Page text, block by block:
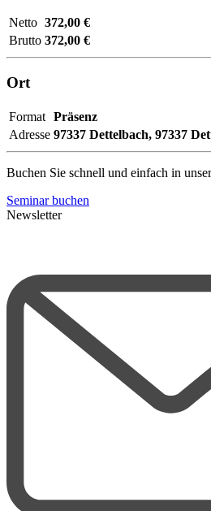
Netto 372,00 €
Brutto 372,00 €
Ort
Format Präsenz
Adresse 97337 Dettelbach, 97337
Buchen Sie schnell und einfach in
Seminar buchen
Newsletter